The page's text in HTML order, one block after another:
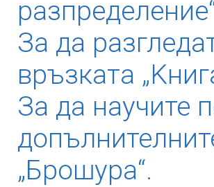
За да
връзката
За да научите
„Брошура“.